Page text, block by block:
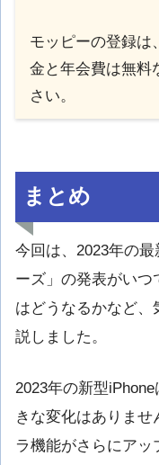
モッピーの登録は
金と年会費は無料
さい。
まとめ
今回は、2023年の最
ーズ」の発表がいつ
はどうなるかなど
説しました。
2023年の新型
きな変化はありませ
ラ機能がさらにアッ